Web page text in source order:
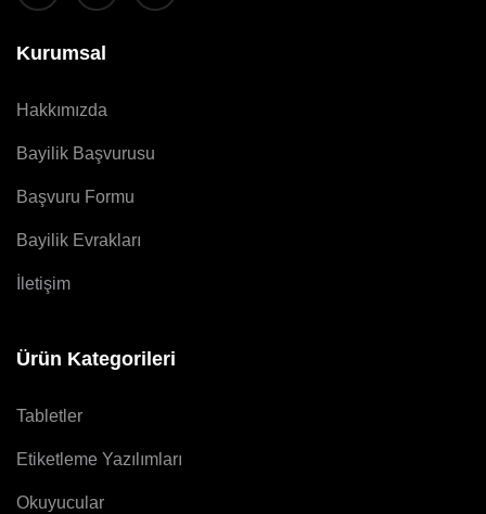
Kurumsal
Hakkımızda
Bayilik Başvurusu
Başvuru Formu
Bayilik Evrakları
İletişim
Ürün Kategorileri
Tabletler
Etiketleme Yazılımları
Okuyucular